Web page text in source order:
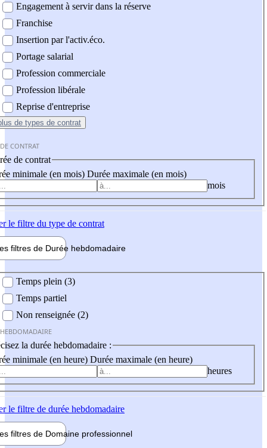
Engagement à servir dans la réserve
Franchise
Insertion par l'activ.éco.
Portage salarial
Profession commerciale
Profession libérale
Reprise d'entreprise
de types de contrat
CONTRAT
de contrat
minimale (en mois) Durée maximale (en mois)
mois
le filtre du type de contrat
filtres de Durée hebdomadaire
Temps plein (3)
Temps partiel
Non renseignée (2)
la durée hebdomadaire :
minimale (en heure) Durée maximale (en heure)
heures
le filtre de durée hebdomadaire
filtres de Domaine professionnel